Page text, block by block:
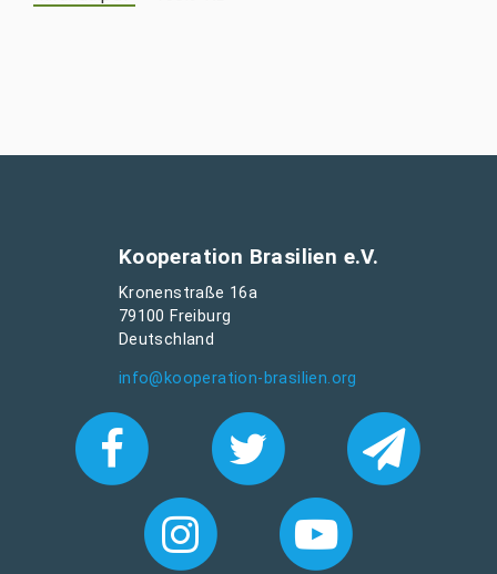
Kooperation Brasilien e.V.
Kronenstraße 16a
79100 Freiburg
Deutschland
info@kooperation-brasilien.org